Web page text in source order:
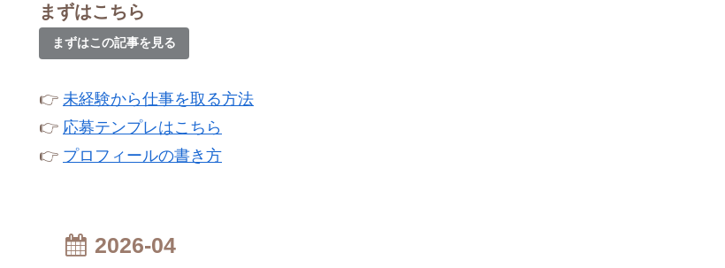
まずはこちら
まずはこの記事を見る
👉 未経験から仕事を取る方法
👉 応募テンプレはこちら
👉 プロフィールの書き方
2026-04